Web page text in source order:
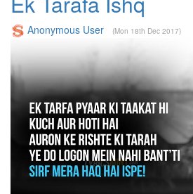
Anonymous User (Mon 18th Dec 2017)